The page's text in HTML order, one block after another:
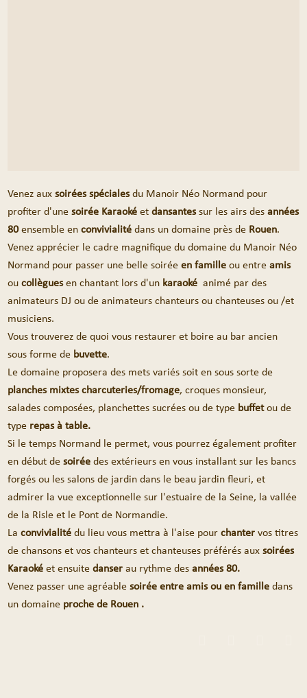
Venez auxsoirées spécialesdu Manoir Néo Normand pour
profiter d'unesoirée Karaokéetdansantessur les airs desannées
80ensemble enconvivialitédans un domaine près de Rouen.
Venez apprécier le cadre magnifique du domaine du Manoir Néo
Normand pour passer une belle soiréeen familleou entreamis
oucollèguesen chantant lors d'un karaoké animé par des
animateurs DJ ou de animateurs chanteurs ou chanteuses ou /et
musiciens.
Vous trouverez de quoi vous restaurer et boire au bar ancien
sous forme de buvette.
Le domaine proposera des mets variés soit en sous sorte de
planches mixtes charcuteries/fromage, croques monsieur,
salades composées, planchettes sucrées ou de type buffetou de
type repas à table.
Si le temps Normand le permet, vous pourrez également profiter
en début desoiréedes extérieurs en vous installant sur les bancs
forgés ou les salons de jardin dans le beau jardin fleuri, et
admirer la vue exceptionnelle sur l'estuaire de la Seine, la vallée
de la Risle et le Pont de Normandie.
Laconvivialitédu lieu vous mettra à l'aise pourchantervos titres
de chansons et vos chanteurs et chanteuses préférés auxsoirées
Karaokéet ensuitedanserau rythme desannées 80.
Venez passer une agréablesoirée entre amis ou en familledans
un domaine proche de Rouen .